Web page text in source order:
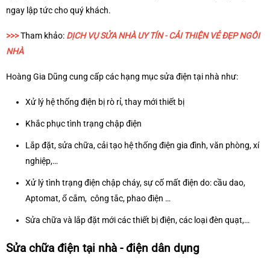
ngay lập tức cho quý khách.
>>>Tham khảo: DỊCH VỤ SỬA NHÀ UY TÍN - CẢI THIỆN VẺ ĐẸP NGÔI
NHÀ
Hoàng Gia Dũng cung cấp các hạng mục sửa điện tại nhà như:
Xử lý hệ thống điện bị rò rỉ, thay mới thiết bị
Khắc phục tình trạng chập điện
Lắp đặt, sửa chữa, cải tạo hệ thống điện gia đình, văn phòng, xí
nghiệp,…
Xử lý tình trạng điện chập cháy, sự cố mất điện do: cầu dao,
Aptomat, ổ cắm, công tắc, phao điện …
Sửa chữa và lắp đặt mới các thiết bị điện, các loại đèn quạt,…
Sửa chữa điện tại nhà - điện dân dụng